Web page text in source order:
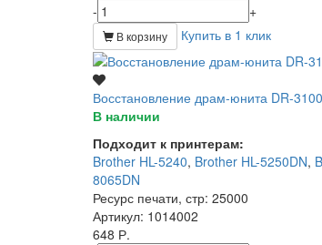
-
+
В корзину Купить в 1 клик
Восстановление драм-юнита DR-3100
В наличии
Подходит к принтерам:
Brother HL-5240, Brother HL-5250DN,
8065DN
Ресурс печати, стр: 25000
Артикул: 1014002
648 Р.